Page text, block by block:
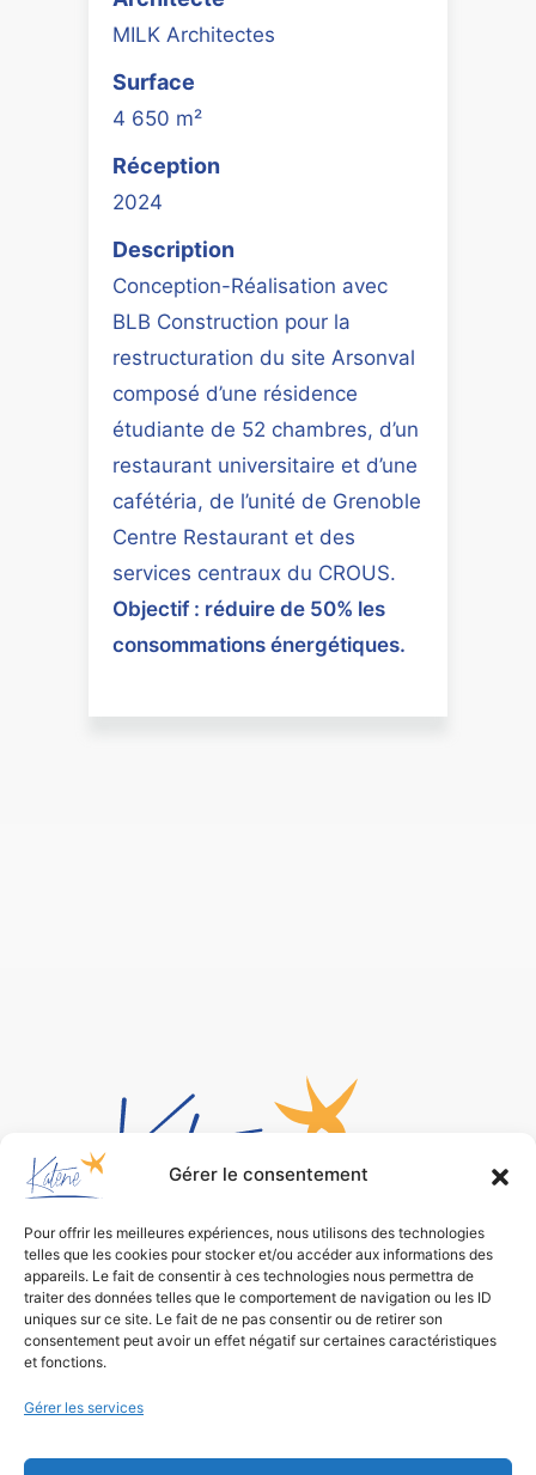
Gérer le consentement
Pour offrir les meilleures expériences, nous utilisons des technologies
telles que les cookies pour stocker et/ou accéder aux informations des
appareils. Le fait de consentir à ces technologies nous permettra de
traiter des données telles que le comportement de navigation ou les ID
uniques sur ce site. Le fait de ne pas consentir ou de retirer son
consentement peut avoir un effet négatif sur certaines caractéristiques
et fonctions.
Gérer les services
MILK Architectes
Surface
4 650 m²
Réception
2024
Description
Conception-Réalisation avec
BLB Construction pour la
restructuration du site Arsonval
composé d’une résidence
étudiante de 52 chambres, d’un
restaurant universitaire et d’une
cafétéria, de l’unité de Grenoble
Centre Restaurant et des
services centraux du CROUS.
Objectif : réduire de 50% les
consommations énergétiques.
Bureau d’études
de conception environnementale